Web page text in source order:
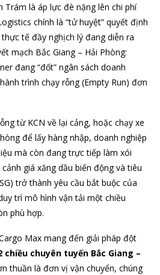
Trám là áp lực đè nặng lên chi phí
chính là “tử huyệt” quyết định
tế đầy nghịch lý đang diễn ra
mạch Bắc Giang – Hải Phòng:
đang “đốt” ngân sách doanh
trình chạy rỗng (Empty Run) đơn
từ KCN về lại cảng, hoặc chạy xe
để lấy hàng nhập, doanh nghiệp
mà còn đang trực tiếp làm xói
giá xăng dầu biến động và tiêu
trở thành yêu cầu bắt buộc của
trì mô hình vận tải một chiều
phù hợp.
Max mang đến giải pháp đột
chuyên tuyến Bắc Giang –
thuần là đơn vị vận chuyển, chúng